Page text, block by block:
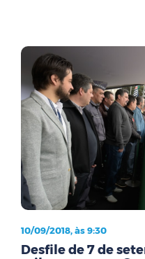
10/09/2018, às 9:30
Desfile de 7 de